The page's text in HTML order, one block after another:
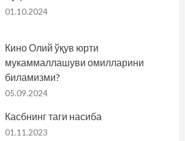
01.10.2024
Кино Олий ўқув юрти
мукаммаллашуви омилларини
биламизми?
05.09.2024
Касбнинг таги насиба
01.11.2023